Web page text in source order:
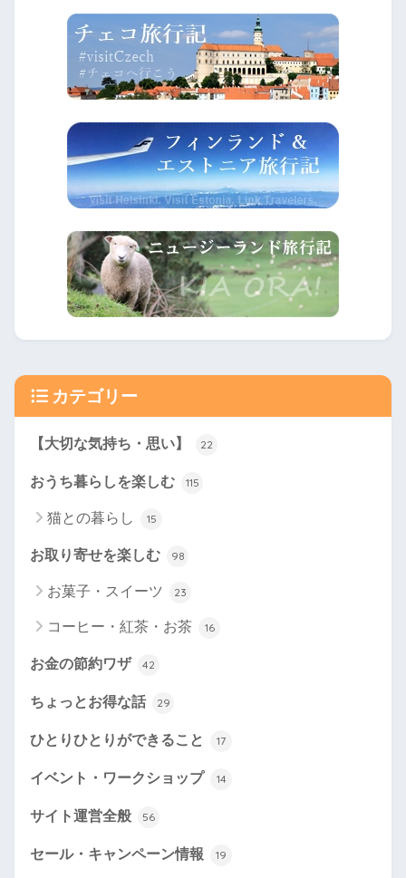
カテゴリー
【大切な気持ち・思い】 22
おうち暮らしを楽しむ 115
猫との暮らし 15
お取り寄せを楽しむ 98
お菓子・スイーツ 23
コーヒー・紅茶・お茶 16
お金の節約ワザ 42
ちょっとお得な話 29
ひとりひとりができること 17
イベント・ワークショップ 14
サイト運営全般 56
セール・キャンペーン情報 19